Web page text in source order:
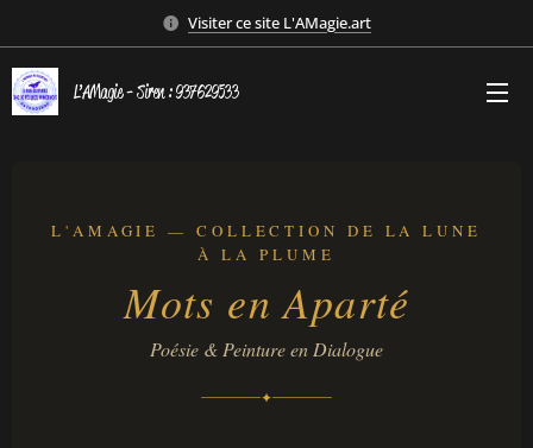
Visiter ce site L'AMagie.art
L’AMagie - Siren : 937629533
L'AMAGIE — COLLECTION DE LA LUNE
À LA PLUME
Mots en Aparté
Poésie & Peinture en Dialogue
✦